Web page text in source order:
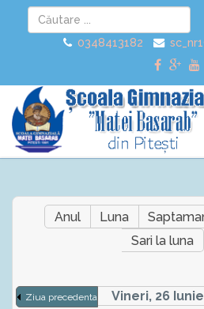
0348413182
Anul Luna
Sari la luna
Ziua precedenta Vineri, 26